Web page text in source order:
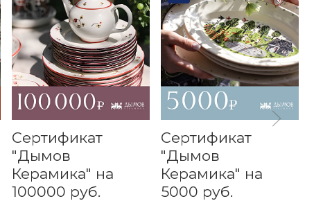
Сертификат
"Дымов
Керамика" на
100000 руб.
Сертификат
"Дымов
Керамика" на
5000 руб.